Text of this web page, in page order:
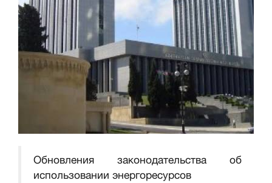
Обновления законодательства об
использовании энергоресурсов